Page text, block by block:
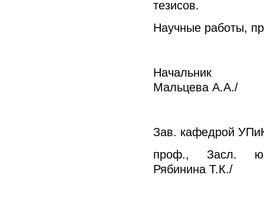
тезисов.
Научные работы,
Начальник
Мальцева А.А./
Зав. кафедрой
проф., Засл.
Рябинина Т.К./